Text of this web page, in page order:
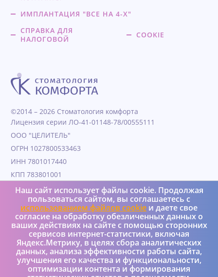
Наш сайт использует файлы cookie. Продолжая
пользоваться сайтом, вы соглашаетесь с
использованием файлов cookie и даете свое
согласие на обработку обезличенных данных о
ваших действиях на сайте с помощью сторонних
сервисов интернет-статистики, включая
Яндекс.Метрику, в целях сбора аналитических
данных, анализа эффективности работы сайта,
улучшения его качества и функциональности,
оптимизации контента и формирования
ИМПЛАНТАЦИЯ "ВСЕ НА 4-Х"
СПРАВКА ДЛЯ
НАЛОГОВОЙ
COOKIE
©2014 – 2026 Стоматология комфорта
Лицензия серии ЛО-41-01148-78/00555111
ООО "ЦЕЛИТЕЛЬ"
ОГРН 1027800533463
ИНН 7801017440
КПП 783801001
Дата образования 04.11.1991
Юридический адрес 190000, Г.Санкт-петербург, ул
Гороховая, д. 25, литера а, пом 4Н
+7 (950) 037-08-73
Реализация и интеграция – Versus Ltd
Политика конфиденциальности